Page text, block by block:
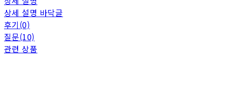
상세 설명 바닥글
후기(0)
질문(10)
관련 상품